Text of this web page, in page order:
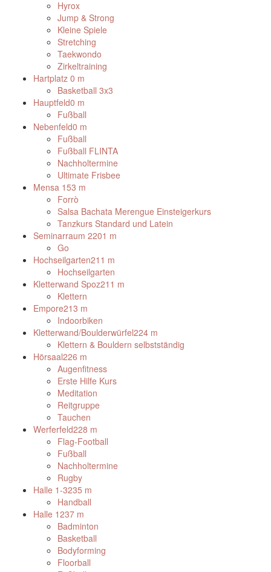
Hyrox
Jump & Strong
Kleine Spiele
Stretching
Taekwondo
Zirkeltraining
Hartplatz 0 m
Basketball 3x3
Hauptfeld0 m
Fußball
Nebenfeld0 m
Fußball
Fußball FLINTA
Nachholtermine
Ultimate Frisbee
Mensa 153 m
Forrò
Salsa Bachata Merengue Einsteigerkurs
Tanzkurs Standard und Latein
Seminarraum 2201 m
Go
Hochseilgarten211 m
Hochseilgarten
Kletterwand Spoz211 m
Klettern
Empore213 m
Indoorbiken
Kletterwand/Boulderwürfel224 m
Klettern & Bouldern selbstständig
Hörsaal226 m
Augenfitness
Erste Hilfe Kurs
Meditation
Reitgruppe
Tauchen
Werferfeld228 m
Flag-Football
Fußball
Nachholtermine
Rugby
Halle 1-3235 m
Handball
Halle 1237 m
Badminton
Basketball
Bodyforming
Floorball